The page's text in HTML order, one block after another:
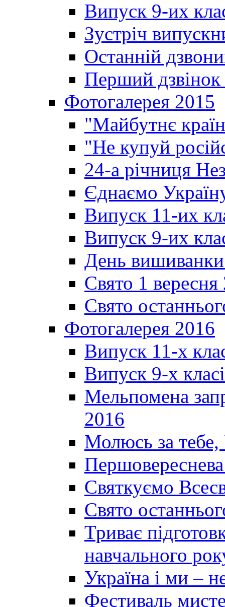
Випуск 9-их
Зустріч
Останній
Перший
Фотогалерея 2015
"Майбутнє
"Не купуй
24-а річниця
Єднаємо
Випуск 11-их
Випуск 9-их
День
Свято 1 вересня
Свято
Фотогалерея 2016
Випуск 11-х
Випуск 9-х
Мельпомена
2016
Молюсь за тебе,
Святкуємо
Свято
Триває
навчального
Україна і ми –
Фестиваль